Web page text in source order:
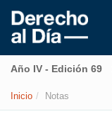
Año IV - Edición 69
Inicio Notas